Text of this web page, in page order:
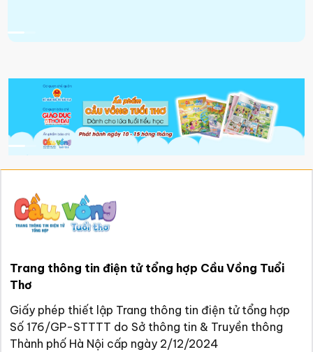
Trang thông tin điện tử tổng hợp Cầu Vồng Tuổi
Thơ
Giấy phép thiết lập Trang thông tin điện tử tổng hợp
Số 176/GP-STTTT do Sở thông tin & Truyền thông
Thành phố Hà Nội cấp ngày 2/12/2024